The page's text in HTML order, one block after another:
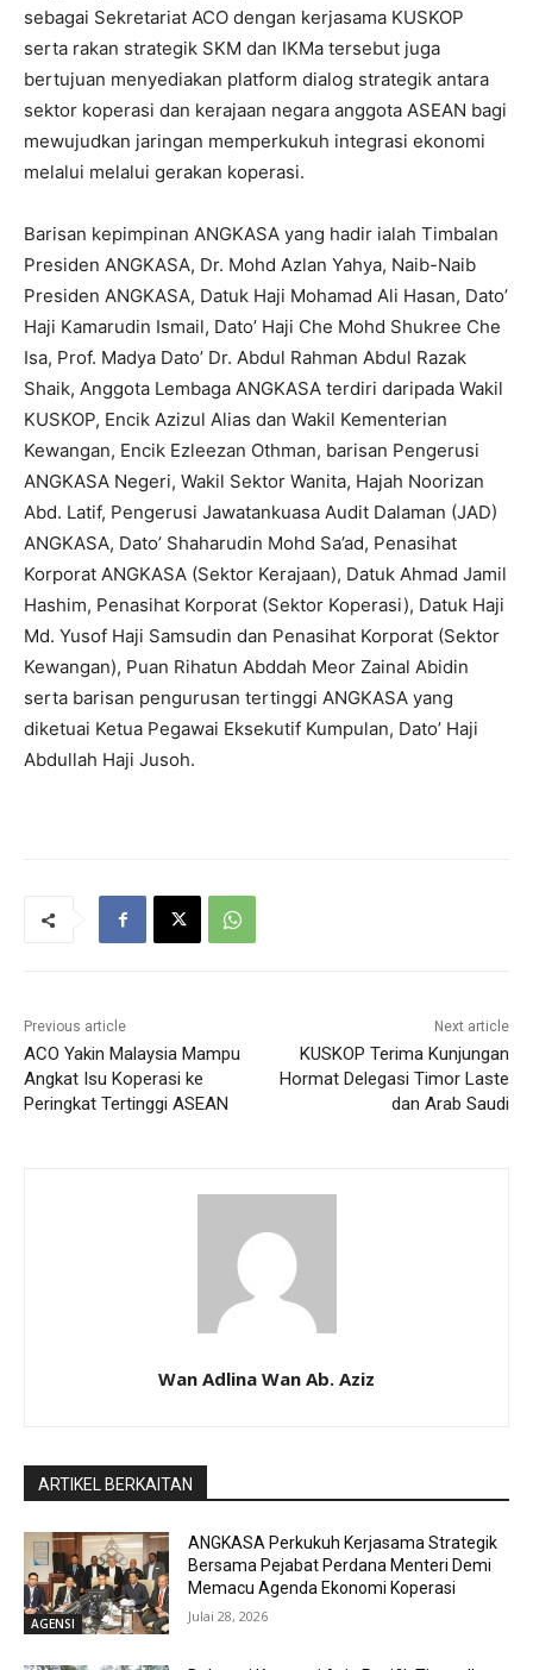
sebagai Sekretariat ACO dengan kerjasama KUSKOP
serta rakan strategik SKM dan IKMa tersebut juga
bertujuan menyediakan platform dialog strategik antara
sektor koperasi dan kerajaan negara anggota ASEAN bagi
mewujudkan jaringan memperkukuh integrasi ekonomi
melalui melalui gerakan koperasi.
Barisan kepimpinan ANGKASA yang hadir ialah Timbalan
Presiden ANGKASA, Dr. Mohd Azlan Yahya, Naib-Naib
Presiden ANGKASA, Datuk Haji Mohamad Ali Hasan, Dato’
Haji Kamarudin Ismail, Dato’ Haji Che Mohd Shukree Che
Isa, Prof. Madya Dato’ Dr. Abdul Rahman Abdul Razak
Shaik, Anggota Lembaga ANGKASA terdiri daripada Wakil
KUSKOP, Encik Azizul Alias dan Wakil Kementerian
Kewangan, Encik Ezleezan Othman, barisan Pengerusi
ANGKASA Negeri, Wakil Sektor Wanita, Hajah Noorizan
Abd. Latif, Pengerusi Jawatankuasa Audit Dalaman (JAD)
ANGKASA, Dato’ Shaharudin Mohd Sa’ad, Penasihat
Korporat ANGKASA (Sektor Kerajaan), Datuk Ahmad Jamil
Hashim, Penasihat Korporat (Sektor Koperasi), Datuk Haji
Md. Yusof Haji Samsudin dan Penasihat Korporat (Sektor
Kewangan), Puan Rihatun Abddah Meor Zainal Abidin
serta barisan pengurusan tertinggi ANGKASA yang
diketuai Ketua Pegawai Eksekutif Kumpulan, Dato’ Haji
Abdullah Haji Jusoh.
Previous article
ACO Yakin Malaysia Mampu
Angkat Isu Koperasi ke
Peringkat Tertinggi ASEAN
Next article
KUSKOP Terima Kunjungan
Hormat Delegasi Timor Laste
dan Arab Saudi
Wan Adlina Wan Ab. Aziz
ARTIKEL BERKAITAN
AGENSI
ANGKASA Perkukuh Kerjasama Strategik
Bersama Pejabat Perdana Menteri Demi
Memacu Agenda Ekonomi Koperasi
Julai 28, 2026